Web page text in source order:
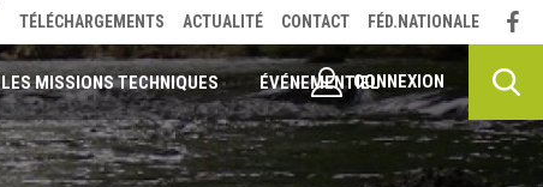
LES MISSIONS TECHNIQUES ÉVÉNEMENTIEL
TÉLÉCHARGEMENTS ACTUALITÉ CONTACT FÉD.NATIONALE
CONNEXION